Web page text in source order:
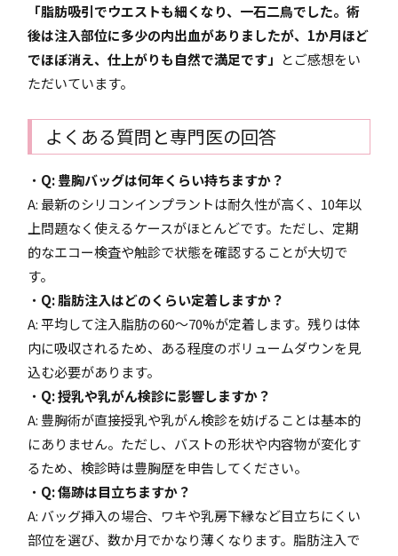
「脂肪吸引でウエストも細くなり、一石二鳥でした。術
後は注入部位に多少の内出血がありましたが、1か月ほど
でほぼ消え、仕上がりも自然で満足です」 とご感想をい
ただいています。
よくある質問と専門医の回答
・ Q: 豊胸バッグは何年くらい持ちますか？
A: 最新のシリコンインプラントは耐久性が高く、10年以
上問題なく使えるケースがほとんどです。ただし、定期
的なエコー検査や触診で状態を確認することが大切で
す。
・ Q: 脂肪注入はどのくらい定着しますか？
A: 平均して注入脂肪の60〜70%が定着します。残りは体
内に吸収されるため、ある程度のボリュームダウンを見
込む必要があります。
・ Q: 授乳や乳がん検診に影響しますか？
A: 豊胸術が直接授乳や乳がん検診を妨げることは基本的
にありません。ただし、バストの形状や内容物が変化す
るため、検診時は豊胸歴を申告してください。
・ Q: 傷跡は目立ちますか？
A: バッグ挿入の場合、ワキや乳房下縁など目立ちにくい
部位を選び、数か月でかなり薄くなります。脂肪注入で